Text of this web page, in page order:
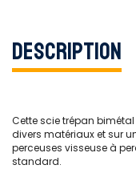
Description
Cette scie trépan
divers matériaux et sur
perceuses visseuse à
standard.